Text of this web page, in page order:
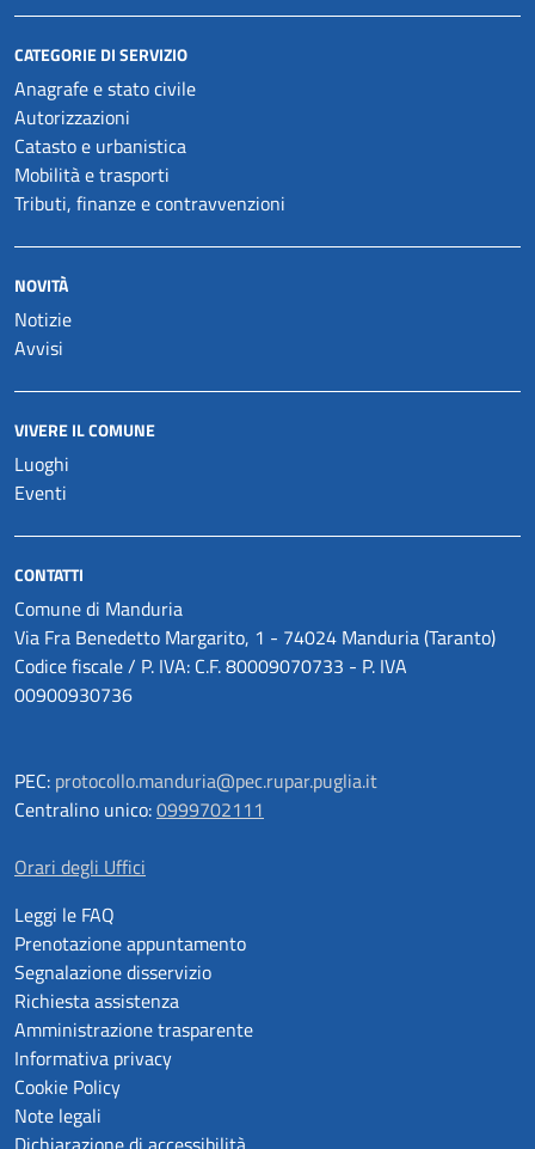
CATEGORIE DI SERVIZIO
Anagrafe e stato civile
Autorizzazioni
Catasto e urbanistica
Mobilità e trasporti
Tributi, finanze e contravvenzioni
NOVITÀ
Notizie
Avvisi
VIVERE IL COMUNE
Luoghi
Eventi
CONTATTI
Comune di Manduria
Via Fra Benedetto Margarito, 1 - 74024 Manduria (Taranto)
Codice fiscale / P. IVA: C.F. 80009070733 - P. IVA
00900930736
PEC: protocollo.manduria@pec.rupar.puglia.it
Centralino unico:0999702111
Orari degli Uffici
Leggi le FAQ
Prenotazione appuntamento
Segnalazione disservizio
Richiesta assistenza
Amministrazione trasparente
Informativa privacy
Cookie Policy
Note legali